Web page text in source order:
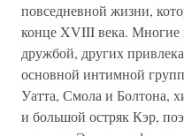
повседневной жизни,
конце XVIII века. Многие
дружбой, других
основной интимной
Уатта, Смола и Болтона,
и большой остряк Кэр,